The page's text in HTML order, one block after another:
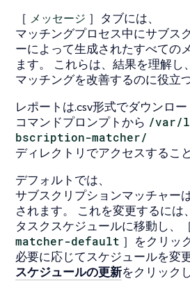
［ メッセージ ］タブには、
マッチングプロセス中にサブス
ーによって生成されたすべての
ます。 これらは、結果を理解し、
マッチングを改善するのに役立
レポートは.csv形式でダウンロー
コマンドプロンプトから /var/
bscription-matcher/
ディレクトリでアクセスするこ
デフォルトでは、
サブスクリプションマッチャー
されます。 これを変更するには、
タスクスケジュールに移動し、
matcher-default ］をクリッ
必要に応じてスケジュールを変更
スケジュールの更新をクリック